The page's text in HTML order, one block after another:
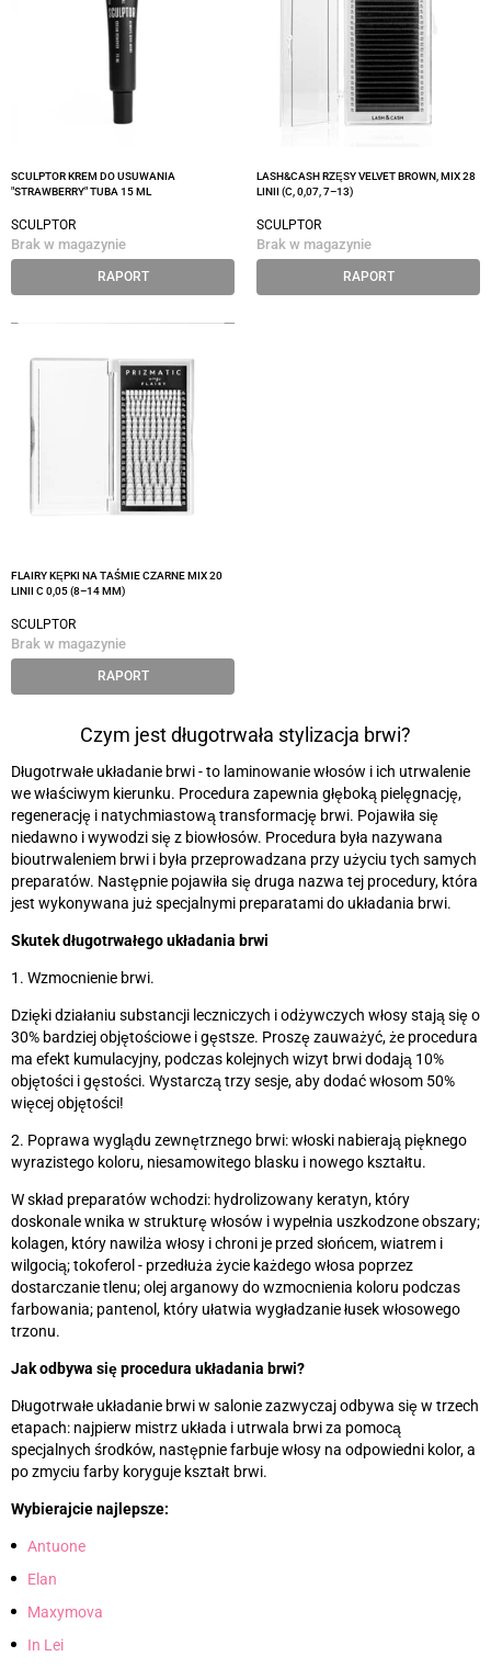
SCULPTOR KREM DO USUWANIA
"STRAWBERRY" TUBA 15 ML
SCULPTOR
Brak w magazynie
RAPORT
LASH&CASH RZĘSY VELVET BROWN, MIX 28
LINII (C, 0,07, 7–13)
SCULPTOR
Brak w magazynie
RAPORT
FLAIRY KĘPKI NA TAŚMIE CZARNE MIX 20
LINII C 0,05 (8–14 MM)
SCULPTOR
Brak w magazynie
RAPORT
Czym jest długotrwała stylizacja brwi?
Długotrwałe układanie brwi-to laminowanie włosów i ich utrwalenie
we właściwym kierunku. Procedura zapewnia głęboką pielęgnację,
regenerację i natychmiastową transformację brwi. Pojawiła się
niedawno i wywodzi się z biowłosów. Procedura była nazywana
bioutrwaleniem brwi i była przeprowadzana przy użyciu tych samych
preparatów. Następnie pojawiła się druga nazwa tej procedury, która
jest wykonywana już specjalnymi preparatami do układania brwi.
Skutek długotrwałego układania brwi
1. Wzmocnienie brwi.
Dzięki działaniu substancji leczniczych i odżywczych włosy stają się o
30% bardziej objętościowe i gęstsze. Proszę zauważyć, że procedura
ma efekt kumulacyjny, podczas kolejnych wizyt brwi dodają 10%
objętości i gęstości. Wystarczą trzy sesje, aby dodać włosom 50%
więcej objętości!
2. Poprawa wyglądu zewnętrznego brwi: włoski nabierają pięknego
wyrazistego koloru, niesamowitego blasku i nowego kształtu.
W skład preparatów wchodzi: hydrolizowany keratyn, który
doskonale wnika w strukturę włosów i wypełnia uszkodzone obszary;
kolagen, który nawilża włosy i chroni je przed słońcem, wiatrem i
wilgocią; tokoferol - przedłuża życie każdego włosa poprzez
dostarczanie tlenu; olej arganowy do wzmocnienia koloru podczas
farbowania; pantenol, który ułatwia wygładzanie łusek włosowego
trzonu.
Jak odbywa się procedura układania brwi?
Długotrwałe układanie brwi w salonie zazwyczaj odbywa się w trzech
etapach: najpierw mistrz układa i utrwala brwi za pomocą
specjalnych środków, następnie farbuje włosy na odpowiedni kolor, a
po zmyciu farby koryguje kształt brwi.
Wybierajcie najlepsze:
Antuone
Elan
Maxymova
In Lei